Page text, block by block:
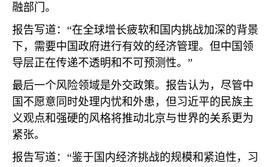
融部门。
报告写道：“在全球增长疲软和国内挑战加深的背景
下，需要中国政府进行有效的经济管理。但中国领
导层正在传递不透明和不可预测性。”
最后一个风险领域是外交政策。报告认为，尽管中
国不愿意同时处理内忧和外患，但习近平的民族主
义观点和强硬的风格将推动北京与世界的关系更为
紧张。
报告写道：“鉴于国内经济挑战的规模和紧迫性，习